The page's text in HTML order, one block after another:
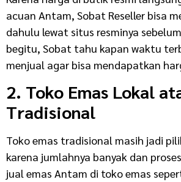
acuan Antam, Sobat Reseller bisa
dahulu lewat situs resminya
begitu, Sobat tahu kapan waktu
menjual agar bisa mendapatkan
2. Toko Emas Lokal
Tradisional
Toko emas tradisional masih jadi
karena jumlahnya banyak dan
jual emas Antam di toko emas